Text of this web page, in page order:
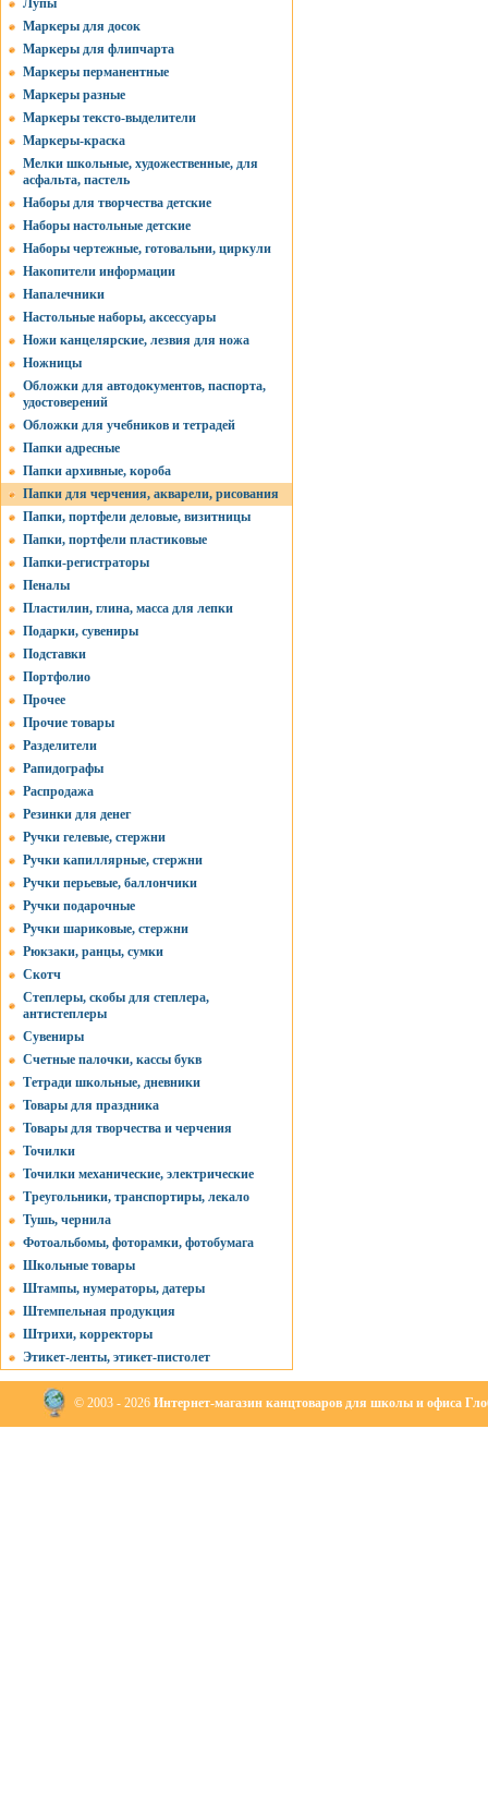
Лупы
Маркеры для досок
Маркеры для флипчарта
Маркеры перманентные
Маркеры разные
Маркеры тексто-выделители
Маркеры-краска
Мелки школьные, художественные, для
асфальта, пастель
Наборы для творчества детские
Наборы настольные детские
Наборы чертежные, готовальни, циркули
Накопители информации
Напалечники
Настольные наборы, аксессуары
Ножи канцелярские, лезвия для ножа
Ножницы
Обложки для автодокументов, паспорта,
удостоверений
Обложки для учебников и тетрадей
Папки адресные
Папки архивные, короба
Папки для черчения, акварели, рисования
Папки, портфели деловые, визитницы
Папки, портфели пластиковые
Папки-регистраторы
Пеналы
Пластилин, глина, масса для лепки
Подарки, сувениры
Подставки
Портфолио
Прочее
Прочие товары
Разделители
Рапидографы
Распродажа
Резинки для денег
Ручки гелевые, стержни
Ручки капиллярные, стержни
Ручки перьевые, баллончики
Ручки подарочные
Ручки шариковые, стержни
Рюкзаки, ранцы, сумки
Скотч
Степлеры, скобы для степлера,
антистеплеры
Сувениры
Счетные палочки, кассы букв
Тетради школьные, дневники
Товары для праздника
Товары для творчества и черчения
Точилки
Точилки механические, электрические
Треугольники, транспортиры, лекало
Тушь, чернила
Фотоальбомы, фоторамки, фотобумага
Школьные товары
Штампы, нумераторы, датеры
Штемпельная продукция
Штрихи, корректоры
Этикет-ленты, этикет-пистолет
© 2003 - 2026 Интернет-магазин канцтоваров для школы и офиса